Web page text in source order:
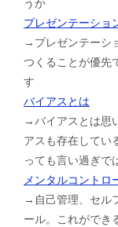
うか
プレゼンテーショ
→プレゼンテーシ
つくることが優先
す
バイアスとは
→バイアスとは思
アスも存在してい
っても言い過ぎで
メンタルコントロ
→自己管理、セル
ール。これができ